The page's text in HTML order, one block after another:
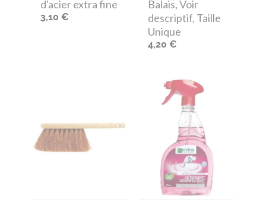
d'acier extra fine
3,10 €
Balais, Voir
descriptif, Taille
Unique
4,20 €